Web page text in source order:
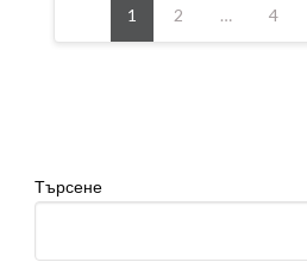
публикациите
1 2 … 4
Търсене